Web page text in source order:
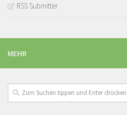
RSS Submitter
MEHR